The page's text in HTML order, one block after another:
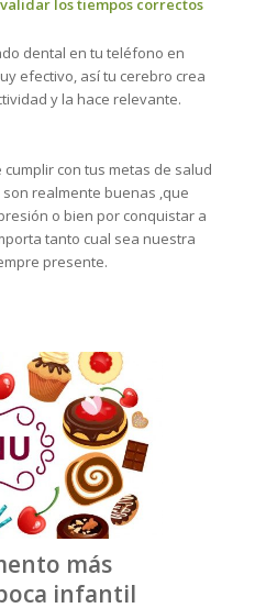
los tiempos correctos
dental en tu teléfono en
efectivo, así tu cerebro crea
y la hace relevante.
con tus metas de salud
realmente buenas ,que
o bien por conquistar a
tanto cual sea nuestra
presente.
más
infantil